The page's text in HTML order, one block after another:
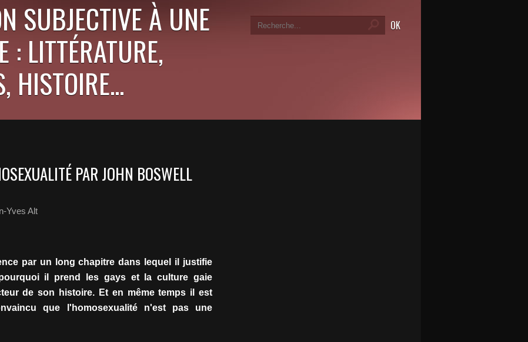
SUBJECTIVE À UNE
: LITTÉRATURE,
HISTOIRE...
PAR JOHN BOSWELL
Yves Alt
par un long chapitre dans lequel il justifie
il prend les gays et la culture gaie
de son histoire. Et en même temps il est
que l'homosexualité n'est pas une